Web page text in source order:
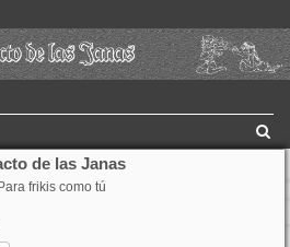
de las Janas
Para frikis como tú